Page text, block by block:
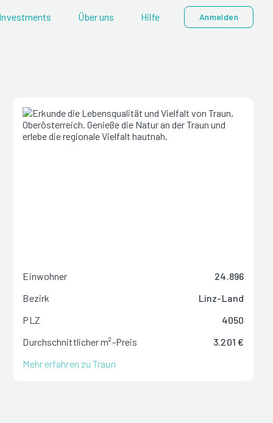
Investments Über uns Hilfe Anmelden
Einwohner
24.896
Bezirk
Linz-Land
PLZ
4050
Durchschnittlicher m²-Preis
3.201 €
Mehr erfahren zu Traun